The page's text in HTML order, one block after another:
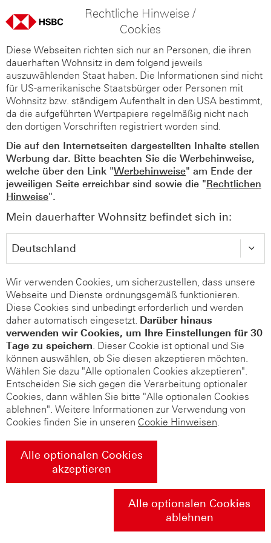
Rechtliche Hinweise /
Cookies
Diese Webseiten richten sich nur an Personen, die ihren
dauerhaften Wohnsitz in dem folgend jeweils
auszuwählenden Staat haben. Die Informationen sind nicht
für US-amerikanische Staatsbürger oder Personen mit
Wohnsitz bzw. ständigem Aufenthalt in den USA bestimmt,
da die aufgeführten Wertpapiere regelmäßig nicht nach
den dortigen Vorschriften registriert worden sind.
Die auf den Internetseiten dargestellten Inhalte stellen
Werbung dar. Bitte beachten Sie die Werbehinweise,
welche über den Link "Werbehinweise" am Ende der
jeweiligen Seite erreichbar sind sowie die "Rechtlichen
Hinweise".
Mein dauerhafter Wohnsitz befindet sich in:
Wir verwenden Cookies, um sicherzustellen, dass unsere
Webseite und Dienste ordnungsgemäß funktionieren.
Diese Cookies sind unbedingt erforderlich und werden
daher automatisch eingesetzt. Darüber hinaus
verwenden wir Cookies, um Ihre Einstellungen für 30
Tage zu speichern. Dieser Cookie ist optional und Sie
können auswählen, ob Sie diesen akzeptieren möchten.
Wählen Sie dazu "Alle optionalen Cookies akzeptieren".
Entscheiden Sie sich gegen die Verarbeitung optionaler
Cookies, dann wählen Sie bitte "Alle optionalen Cookies
ablehnen". Weitere Informationen zur Verwendung von
Cookies finden Sie in unseren Cookie Hinweisen.
Alle optionalen Cookies
akzeptieren
Alle optionalen Cookies
ablehnen